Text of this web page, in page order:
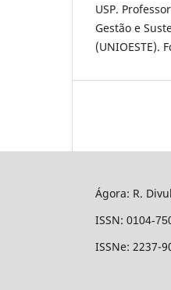
USP.
Gestão e
(UNIOESTE).
Ágora: R.
ISSN: 0104-
ISSNe: 2237-